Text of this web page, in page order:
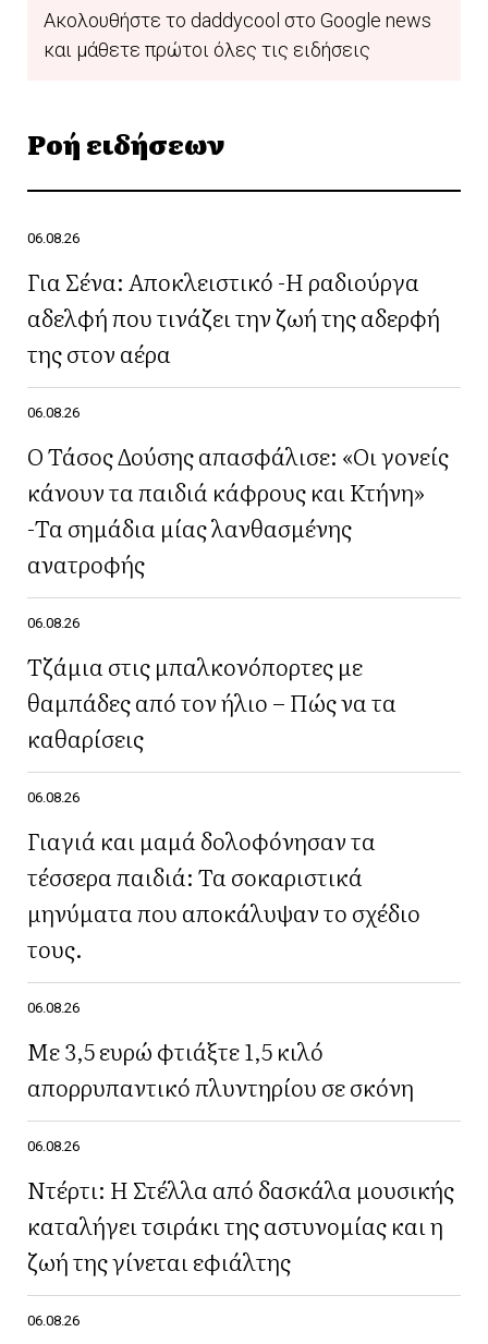
Ακολουθήστε το daddycool στο Google news
και μάθετε πρώτοι όλες τις ειδήσεις
Ροή ειδήσεων
06.08.26
Για Σένα: Αποκλειστικό -Η ραδιούργα
αδελφή που τινάζει την ζωή της αδερφή
της στον αέρα
06.08.26
Ο Τάσος Δούσης απασφάλισε: «Οι γονείς
κάνουν τα παιδιά κάφρους και Κτήνη»
-Τα σημάδια μίας λανθασμένης
ανατροφής
06.08.26
Τζάμια στις μπαλκονόπορτες με
θαμπάδες από τον ήλιο – Πώς να τα
καθαρίσεις
06.08.26
Γιαγιά και μαμά δολοφόνησαν τα
τέσσερα παιδιά: Τα σοκαριστικά
μηνύματα που αποκάλυψαν το σχέδιο
τους.
06.08.26
Με 3,5 ευρώ φτιάξτε 1,5 κιλό
απορρυπαντικό πλυντηρίου σε σκόνη
06.08.26
Ντέρτι: Η Στέλλα από δασκάλα μουσικής
καταλήγει τσιράκι της αστυνομίας και η
ζωή της γίνεται εφιάλτης
06.08.26